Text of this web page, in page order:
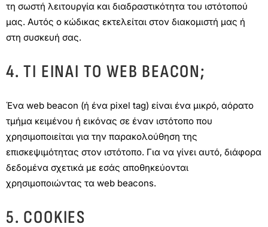
τη σωστή λειτουργία και διαδραστικότητα του ιστότοπού
μας. Αυτός ο κώδικας εκτελείται στον διακομιστή μας ή
στη συσκευή σας.
4. ΤΙ ΕΊΝΑΙ ΤΟ WEB BEACON;
Ένα web beacon (ή ένα pixel tag) είναι ένα μικρό, αόρατο
τμήμα κειμένου ή εικόνας σε έναν ιστότοπο που
χρησιμοποιείται για την παρακολούθηση της
επισκεψιμότητας στον ιστότοπο. Για να γίνει αυτό, διάφορα
δεδομένα σχετικά με εσάς αποθηκεύονται
χρησιμοποιώντας τα web beacons.
5. COOKIES